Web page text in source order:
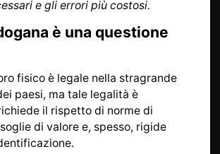
PRIVACY
01 Individua
e gli errori più costosi.
è una questione
fisico è legale nella stragrande
paesi, ma tale legalità è
il rispetto di norme di
di valore e, spesso, rigide